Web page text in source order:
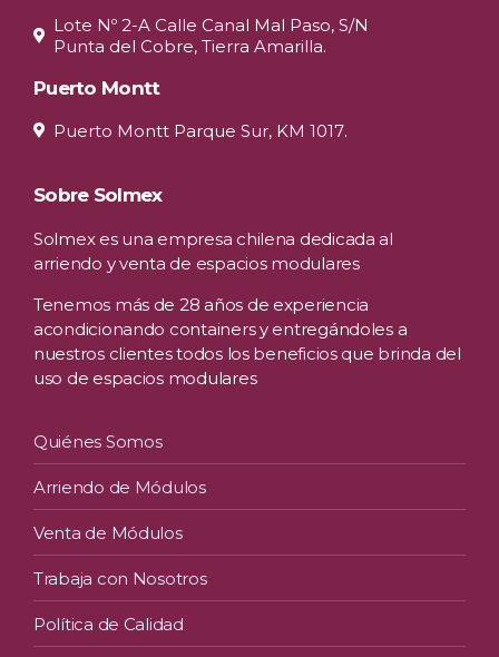
Lote Nº 2-A Calle Canal Mal Paso, S/N
Punta del Cobre, Tierra Amarilla.
Puerto Montt
Puerto Montt Parque Sur, KM 1017.
Sobre Solmex
Solmex es una empresa chilena dedicada al
arriendo y venta de espacios modulares
Tenemos más de 28 años de experiencia
acondicionando containers y entregándoles a
nuestros clientes todos los beneficios que brinda del
uso de espacios modulares
Quiénes Somos
Arriendo de Módulos
Venta de Módulos
Trabaja con Nosotros
Política de Calidad